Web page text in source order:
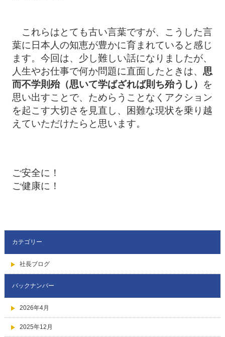
これらはとても古い言葉ですが、こうした言
葉に日本人の知恵が豊かに育まれていると感じ
ます。今回は、少し難しい話になりましたが、
人生やお仕事で何か問題に直面したときは、 思
而不学則殆（思いて学ばざれば則ち殆うし） を
思い出すことで、ためらうことなくアクション
を起こす大切さを見直し、困難な現状を乗り越
えていただけたらと思います。
ご安全に！
ご健康に！
カテゴリー
社長ブログ
バックナンバー
2026年4月
2025年12月